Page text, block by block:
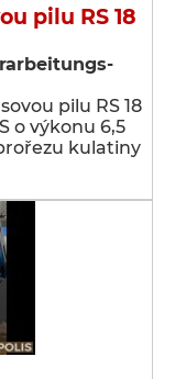
pilu RS 18
pilu RS 18
o výkonu 6,5
kulatiny